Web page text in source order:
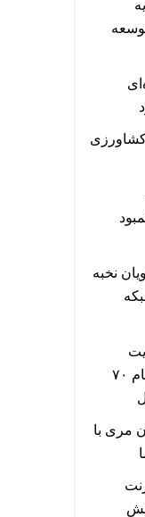
نخبه
تحصیلی نهمی‌ها/ پیش ثبت نام ۷۰
مری با